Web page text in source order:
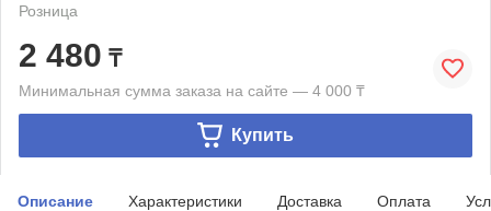
Розница
2 480 ₸
Минимальная сумма заказа на сайте — 4 000 ₸
Купить
Описание Характеристики Доставка Оплата